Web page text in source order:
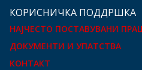
КOРИСНИЧКА ПОДДРШКА
НАЈЧЕСТО ПОСТАВУВАНИ
ДОКУМЕНТИ И УПАТСТВА
КОНТАКТ